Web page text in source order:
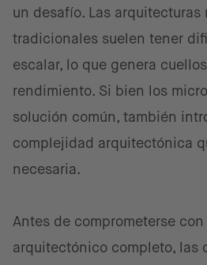
un desafío. Las arquitecturas
tradicionales suelen tener
escalar, lo que genera
rendimiento. Si bien los
solución común, también
complejidad arquitectónica
necesaria.
Antes de comprometerse
arquitectónico completo, las